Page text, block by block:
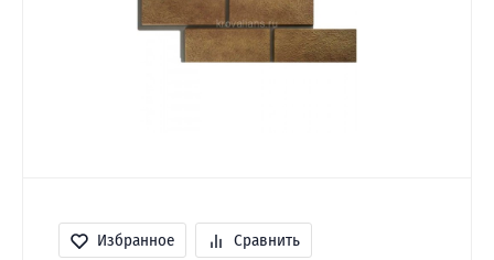
Избранное Сравнить